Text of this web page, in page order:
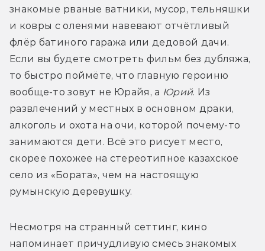
знакомые рваные ватники, мусор, тельняшки
и ковры с оленями навевают отчётливый
флёр батиного гаража или дедовой дачи.
Если вы будете смотреть фильм без дубляжа,
то быстро поймёте, что главную героиню
вообще-то зовут не Юрайя, а Юрий. Из
развлечений у местных в основном драки,
алкоголь и охота на очи, которой почему-то
занимаются дети. Всё это рисует место,
скорее похожее на стереотипное казахское
село из «Бората», чем на настоящую
румынскую деревушку.
Несмотря на странный сеттинг, кино
напоминает причудливую смесь знакомых